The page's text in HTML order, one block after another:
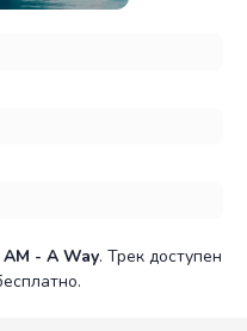
- A Way. Трек доступен